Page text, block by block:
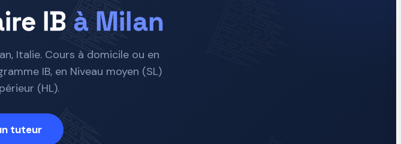
IB à Milan
Italie. Cours à domicile ou en
IB, en Niveau moyen (SL)
(HL).
tuteur